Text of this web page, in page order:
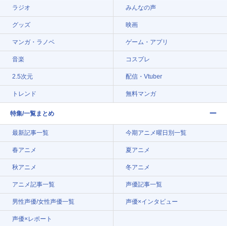
ラジオ みんなの声
グッズ 映画
マンガ・ラノベ ゲーム・アプリ
音楽 コスプレ
2.5次元 配信・Vtuber
トレンド 無料マンガ
特集/一覧まとめ
最新記事一覧 今期アニメ曜日別一覧
春アニメ 夏アニメ
秋アニメ 冬アニメ
アニメ記事一覧 声優記事一覧
男性声優/女性声優一覧 声優×インタビュー
声優×レポート